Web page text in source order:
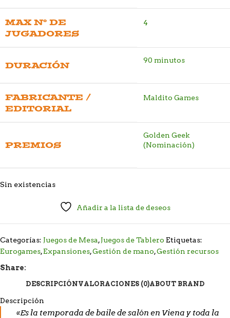
MAX Nº DE
JUGADORES
4
DURACIÓN 90 minutos
FABRICANTE /
EDITORIAL
Maldito Games
PREMIOS
Golden Geek
(Nominación)
Sin existencias
Añadir a la lista de deseos
Categorías: Juegos de Mesa,Juegos de Tablero Etiquetas:
Eurogames,Expansiones,Gestión de mano,Gestión recursos
Share:
DESCRIPCIÓNVALORACIONES (0)ABOUT BRAND
Descripción
«Es la temporada de baile de salón en Viena y toda la